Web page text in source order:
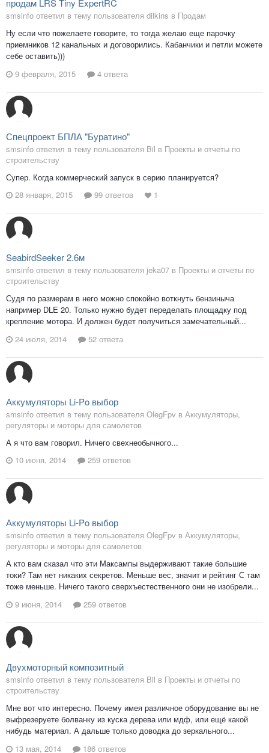
продам LRS Tiny ExpertRC
smsinfo ответил в тему пользователя dilkins в Продам
Ну если что пожелаете говорите, то тогда желаю еще парочку
приемников 12 канальных и договорились. Кабанчики и петли можете
себе оставить)))
9 февраля, 2015
4 ответа
Спецпроект БПЛА "Буратино"
smsinfo ответил в тему пользователя Bil в Проекты и отчеты по
строительству
Супер. Когда коммерческий запуск в серию планируется?
28 января, 2015
99 ответов 1
SeabirdSeeker 2.6м
smsinfo ответил в тему пользователя jeka07 в Проекты и отчеты по
строительству
Судя по размерам в него можно спокойно воткнуть бензиныча
например DLE 20. Только нужно будет переделать площадку под
крепление мотора. И должен будет получиться замечательный...
24 июля, 2014
52 ответа
Аккумуляторы Li-Po выбор
smsinfo ответил в тему пользователя OlegFpv в Аккумуляторы,
регуляторы и моторы для самолетов
А я что вам говорил. Ничего свехнеобычного...
10 июня, 2014
259 ответов
Аккумуляторы Li-Po выбор
smsinfo ответил в тему пользователя OlegFpv в Аккумуляторы,
регуляторы и моторы для самолетов
А кто вам сказал что эти Максампы выдерживают такие большие
токи? Там нет никаких секретов. Меньше вес, значит и рейтинг С там
тоже меньше. Ничего такого сверхъестественного они не изобрели...
9 июня, 2014
259 ответов
Двухмоторный композитный
smsinfo ответил в тему пользователя Bil в Проекты и отчеты по
строительству
Мне вот что интересно. Почему имея различное оборудование вы не
выфрезеруете болванку из куска дерева или мдф, или ещё какой
нибудь материал. А дальше только доводка до зеркального...
13 мая, 2014
186 ответов